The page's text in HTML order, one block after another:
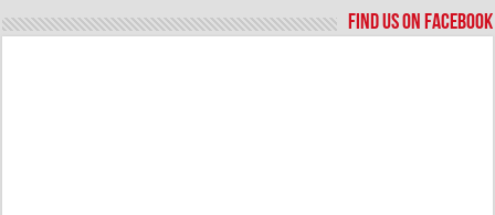
Find us on Facebook